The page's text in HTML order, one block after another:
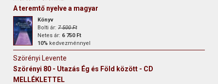
A teremtő nyelve a magyar
Könyv
Bolti ár:7 500 Ft
Netes ár: 6 750 Ft
10% kedvezménnyel
Szörényi Levente
Szörényi 80 - Utazás Ég és Föld között - CD
MELLÉKLETTEL